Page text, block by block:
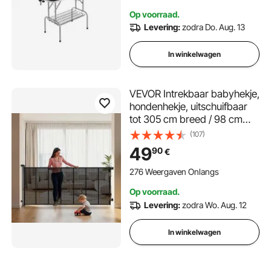
Ideaal voor Baden Trimmen
Drogen Borstelen
Op voorraad.
Levering:zodra Do. Aug. 13
In winkelwagen
VEVOR Intrekbaar babyhekje,
hondenhekje, uitschuifbaar
tot 305 cm breed / 98 cm
hoog, huisdierhekje met
versterkte glasvezelstrips,
gaasbeschermingshekje voor
patio's, deuren en garages
(107)
4990€
276 Weergaven Onlangs
Op voorraad.
Levering:zodra Wo. Aug. 12
In winkelwagen